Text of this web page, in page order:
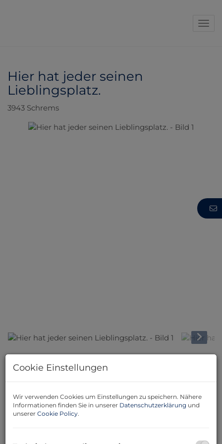
Hier hat jeder seinen
Lieblingsplatz.
3943 Schrems
Beschreibung
3943 Schrems, Niederösterreich, zum attraktiven Preis
von 269.000,00 €.
Cookie Einstellungen
Wir verwenden Cookies um Einstellungen zu speichern. Nähere
Informationen finden Sie in unserer Datenschutzerklärung und
unserer Cookie Policy.